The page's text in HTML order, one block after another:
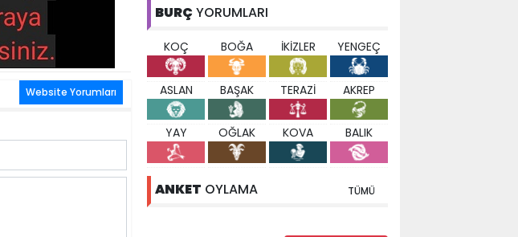
Website Yorumları
BURÇ YORUMLARI
KOÇ BOĞA İKİZLER YENGEÇ
ASLAN BAŞAK TERAZİ AKREP
YAY OĞLAK KOVA BALIK
ANKET OYLAMA TÜMÜ